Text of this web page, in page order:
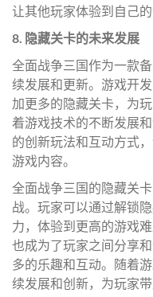
让其他玩家体验到自己的
8. 隐藏关卡的未来发展
全面战争三国作为一款
续发展和更新。游戏开
加更多的隐藏关卡，为
着游戏技术的不断发展
的创新玩法和互动方式
游戏内容。
全面战争三国的隐藏关
战。玩家可以通过解锁
力，体验到更高的游戏
也成为了玩家之间分享
多的乐趣和互动。随着
续发展和创新，为玩家